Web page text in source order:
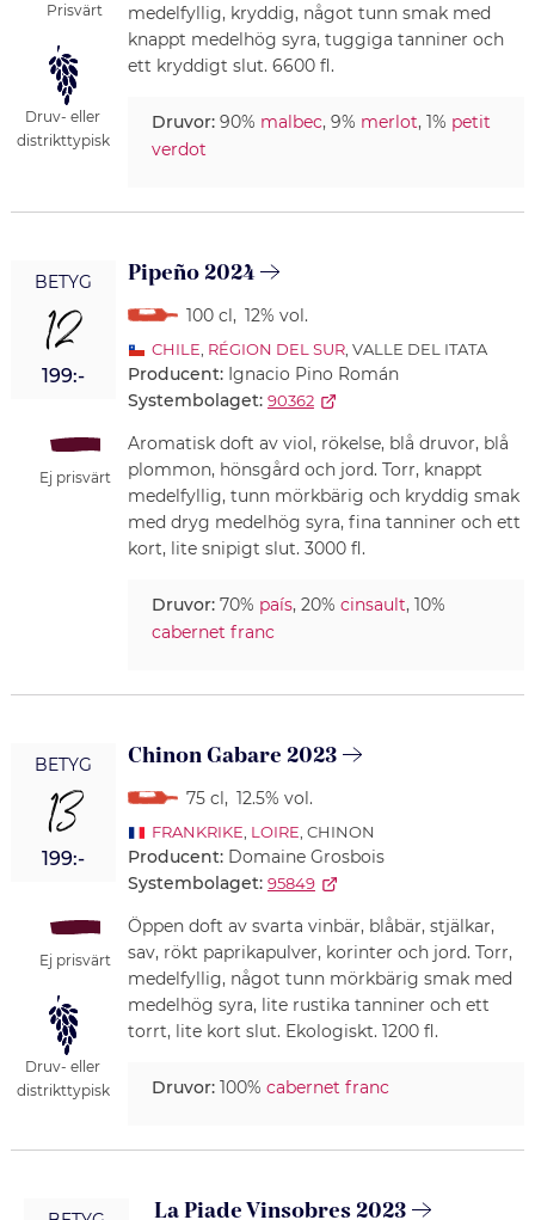
Prisvärt
Druv- eller
distrikttypisk
medelfyllig, kryddig, något tunn smak med
knappt medelhög syra, tuggiga tanniner och
ett kryddigt slut. 6600 fl.
Druvor:90% malbec, 9% merlot, 1% petit
verdot
BETYG
12
199:-
Ej prisvärt
Pipeño 2024
100 cl , 12% vol.
CHILE, RÉGION DEL SUR, VALLE DEL ITATA
Producent: Ignacio Pino Román
Systembolaget: 90362
Aromatisk doft av viol, rökelse, blå druvor, blå
plommon, hönsgård och jord. Torr, knappt
medelfyllig, tunn mörkbärig och kryddig smak
med dryg medelhög syra, fina tanniner och ett
kort, lite snipigt slut. 3000 fl.
Druvor:70% país, 20% cinsault, 10%
cabernet franc
BETYG
13
199:-
Ej prisvärt
Druv- eller
distrikttypisk
Chinon Gabare 2023
75 cl , 12.5% vol.
FRANKRIKE, LOIRE, CHINON
Producent: Domaine Grosbois
Systembolaget: 95849
Öppen doft av svarta vinbär, blåbär, stjälkar,
sav, rökt paprikapulver, korinter och jord. Torr,
medelfyllig, något tunn mörkbärig smak med
medelhög syra, lite rustika tanniner och ett
torrt, lite kort slut. Ekologiskt. 1200 fl.
Druvor:100% cabernet franc
La Piade Vinsobres 2023